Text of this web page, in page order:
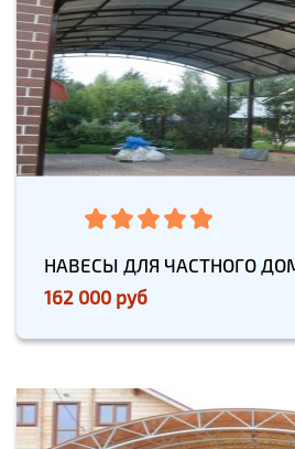
НАВЕСЫ ДЛЯ ЧАСТНОГО
162 000 руб